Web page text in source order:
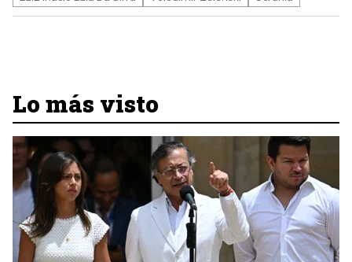
Lo más visto